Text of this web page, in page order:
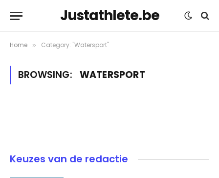
Justathlete.be
Home » Category: "Watersport"
BROWSING: WATERSPORT
Keuzes van de redactie